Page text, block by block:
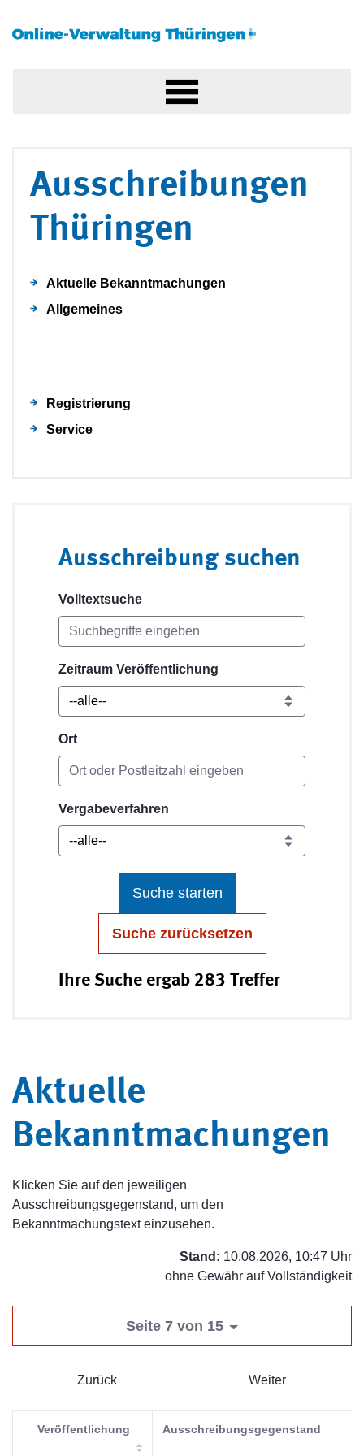
Ausschreibungen
Thüringen
Aktuelle Bekanntmachungen
Allgemeines
Registrierung
Service
Ausschreibung suchen
Volltextsuche
Zeitraum Veröffentlichung
Ort
Vergabeverfahren
Suche starten
Suche zurücksetzen
Ihre Suche ergab 283 Treffer
Aktuelle
Bekanntmachungen
Klicken Sie auf den jeweiligen
Ausschreibungsgegenstand, um den
Bekanntmachungstext einzusehen.
Stand: 10.08.2026, 10:47 Uhr
ohne Gewähr auf Vollständigkeit
Seite 7 von 15
Zurück Weiter
Veröffentlichung Ausschreibungsgegenstand